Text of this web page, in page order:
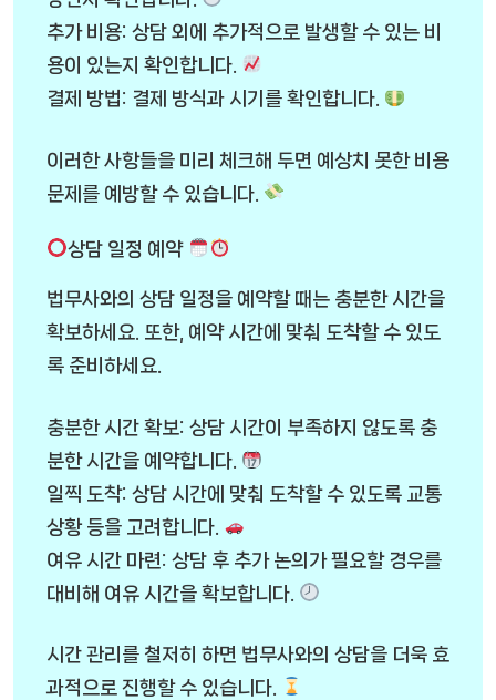
추가 비용: 상담 외에 추가적으로 발생할 수 있는 비
용이 있는지 확인합니다.
결제 방법: 결제 방식과 시기를 확인합니다.
이러한 사항들을 미리 체크해 두면 예상치 못한 비용
문제를 예방할 수 있습니다.
상담 일정 예약
법무사와의 상담 일정을 예약할 때는 충분한 시간을
확보하세요. 또한, 예약 시간에 맞춰 도착할 수 있도
록 준비하세요.
충분한 시간 확보: 상담 시간이 부족하지 않도록 충
분한 시간을 예약합니다.
일찍 도착: 상담 시간에 맞춰 도착할 수 있도록 교통
상황 등을 고려합니다.
여유 시간 마련: 상담 후 추가 논의가 필요할 경우를
대비해 여유 시간을 확보합니다.
시간 관리를 철저히 하면 법무사와의 상담을 더욱 효
과적으로 진행할 수 있습니다.